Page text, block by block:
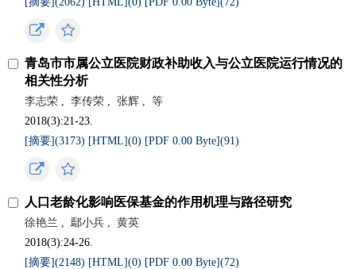
青岛市市属公立医院财政补助收入与公立医院运行情况的
相关性分析
李志荣 , 李传荣 , 张辉 ,
等
2018(3):21-23.
[摘要](3173) [HTML](0) [PDF 0.00 Byte](91)
人口老龄化影响医保基金的作用机理与路径研究
徐艳兰 , 鄢小兵 ,
黄英
2018(3):24-26.
[摘要](2148) [HTML](0) [PDF 0.00 Byte](72)